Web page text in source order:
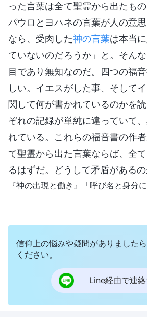
った言葉は全て聖霊から出たも
パウロとヨハネの言葉が人の意
なら、受肉した神の言葉は本当
ていないのだろうか」と。そん
目であり無知なのだ。四つの福
しい。イエスがした事、そして
関して何が書かれているのかを
ぞれの記録が単純に違っていて
れている。これらの福音書の作
て聖霊から出た言葉ならば、全
るはずだ。どうして矛盾があるの
『神の出現と働き』「呼び名と身分
信仰上の悩みや疑問がありました
ください。
Line経由で連